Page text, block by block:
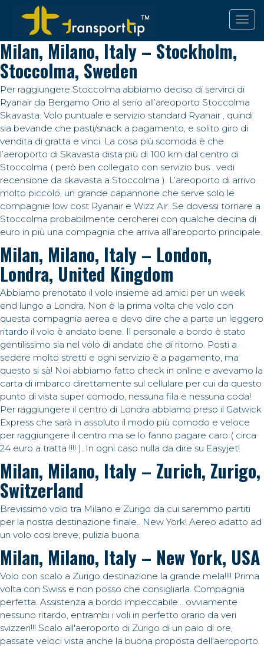
Milan, Milano, Italy – Stockholm,
Stoccolma, Sweden
Per raggiungere Stoccolma abbiamo deciso di servirci di
Ryanair da Bergamo Orio al serio all’areoporto Stoccolma
Skavasta. Volo puntuale e servizio standard Ryanair , quindi
sia bevande che pasti/snack a pagamento, e solito giro di
vendita di gratta e vinci. La cosa più scomoda è che
l’aeroporto di Skavasta dista più di 100 km dal centro di
Stoccolma ( però ben collegato con servizio bus , vedi
recensione da skavasta a Stoccolma ). L’areoporto di arrivo
molto piccolo, un grande capannone che serve solo le
compagnie low cost Ryanair e Wizz Air. Se dovessi tornare a
Stoccolma probabilmente cercherei con qualche decina di
euro in più una compagnia che arriva all’areoporto principale.
Milan, Milano, Italy – London,
Londra, United Kingdom
Abbiamo prenotato il volo insieme ad amici per un week
end lungo a Londra. Non è la prima volta che volo con
questa compagnia aerea e devo dire che a parte un leggero
ritardo il volo è andato bene. Il personale a bordo è stato
gentilissimo sia nel volo di andate che di ritorno. Posti a
sedere molto stretti e ogni servizio è a pagamento, ma
questo si sà! Noi abbiamo fatto check in online e avevamo la
carta di imbarco direttamente sul cellulare per cui da questo
punto di vista super comodo, nessuna fila e nessuna coda!
Per raggiungere il centro di Londra abbiamo preso il Gatwick
Express che sarà in assoluto il modo più comodo e veloce
per raggiungere il centro ma se lo fanno pagare caro ( circa
24 euro a tratta !!!! ). In ogni caso nulla da dire su Easyjet!
Milan, Milano, Italy – Zurich, Zurigo,
Switzerland
Brevissimo volo tra Milano e Zurigo da cui saremmo partiti
per la nostra destinazione finale.. New York! Aereo adatto ad
un volo cosi breve, pulizia buona.
Milan, Milano, Italy – New York, USA
Volo con scalo a Zurigo destinazione la grande mela!!!! Prima
volta con Swiss e non posso che consigliarla. Compagnia
perfetta. Assistenza a bordo impeccabile... ovviamente
nessuno ritardo, entrambi i voli in perfetto orario da veri
svizzeri!!! Scalo all'aeroporto di Zurigo di un paio di ore,
passate veloci vista anche la buona proposta dell'aeroporto.